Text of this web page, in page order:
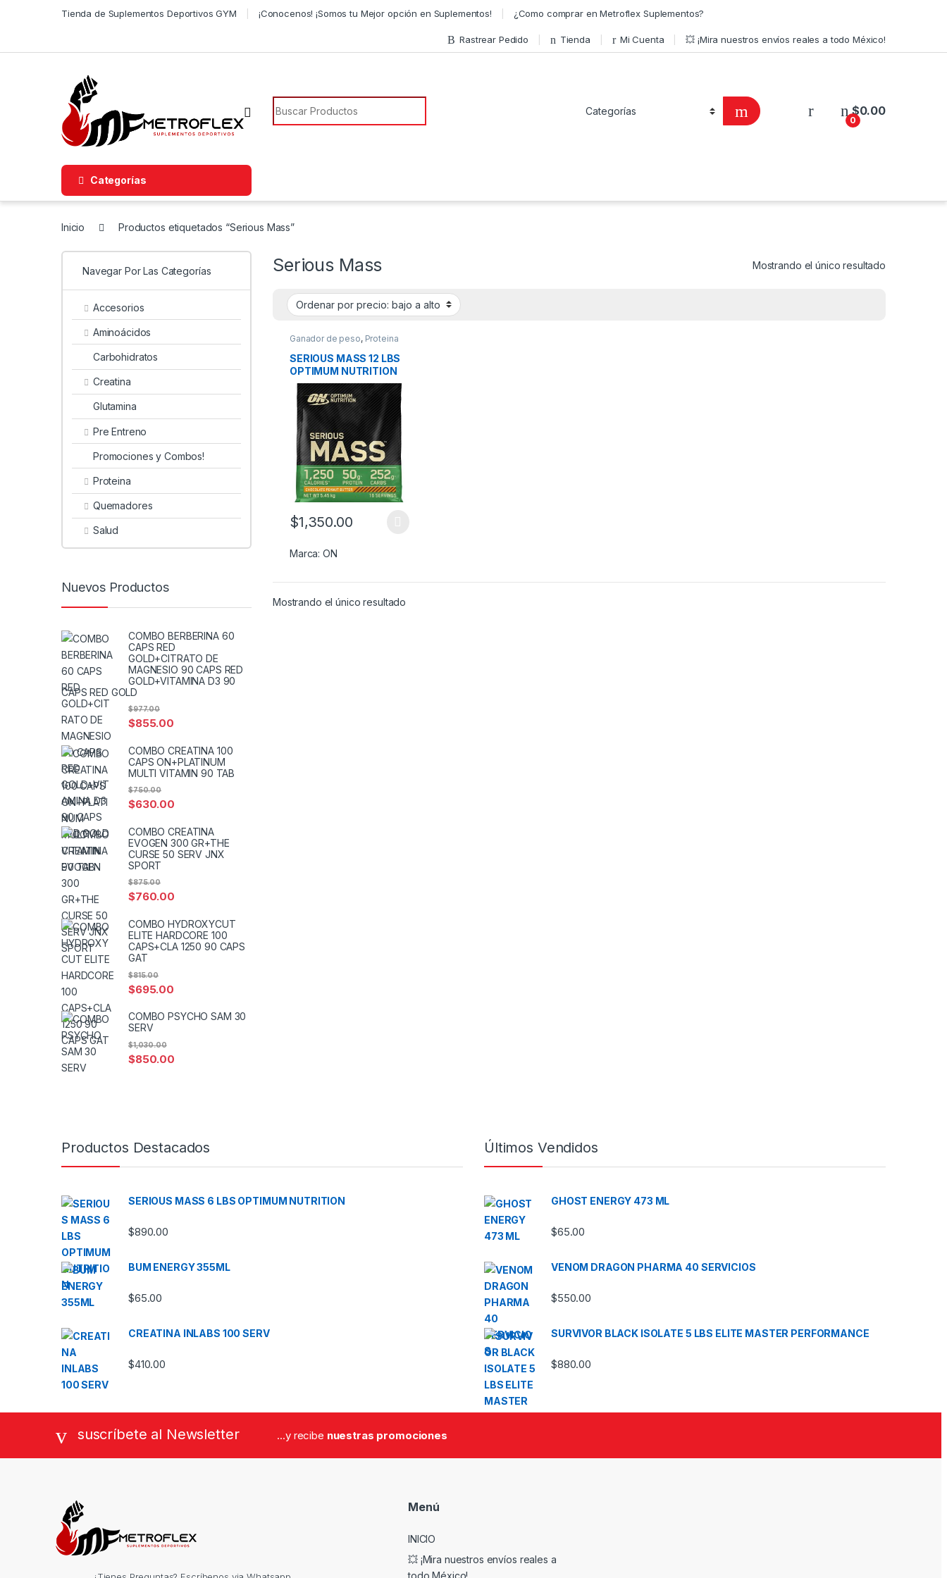
Tienda de Suplementos Deportivos GYM ¡Conocenos! ¡Somos tu Mejor opción en Suplementos! ¿Como comprar en Metroflex Suplementos?
Rastrear Pedido Tienda Mi Cuenta 💥 ¡Mira nuestros envíos reales a todo México!
Búsqueda de:
0
$0.00
Categorías
Inicio Productos etiquetados “Serious Mass”
Serious Mass Mostrando el único resultado
Ganador de peso, Proteina
SERIOUS MASS 12 LBS
OPTIMUM NUTRITION
$1,350.00
Este producto tiene múltiples variantes. Las opciones se pueden elegir en la página de producto
Marca:ON
Mostrando el único resultado
Navegar Por Las Categorías
Accesorios
Aminoácidos
Carbohidratos
Creatina
Glutamina
Pre Entreno
Promociones y Combos!
Proteina
Quemadores
Salud
Nuevos Productos
COMBO BERBERINA 60
CAPS RED
GOLD+CITRATO DE
MAGNESIO 90 CAPS RED
GOLD+VITAMINA D3 90
CAPS RED GOLD
$855.00
$977.00
COMBO CREATINA 100
CAPS ON+PLATINUM
MULTI VITAMIN 90 TAB
$630.00
$750.00
COMBO CREATINA
EVOGEN 300 GR+THE
CURSE 50 SERV JNX
SPORT
$760.00
$875.00
COMBO HYDROXYCUT
ELITE HARDCORE 100
CAPS+CLA 1250 90 CAPS
GAT
$695.00
$815.00
COMBO PSYCHO SAM 30
SERV
$850.00
$1,030.00
Productos Destacados
SERIOUS MASS 6 LBS OPTIMUM NUTRITION
$890.00
BUM ENERGY 355ML
$65.00
CREATINA INLABS 100 SERV
$410.00
Últimos Vendidos
GHOST ENERGY 473 ML
$65.00
VENOM DRAGON PHARMA 40 SERVICIOS
$550.00
SURVIVOR BLACK ISOLATE 5 LBS ELITE MASTER PERFORMANCE
$880.00
suscríbete al Newsletter ...y recibe nuestras promociones
Menú
INICIO
💥 ¡Mira nuestros envíos reales a
todo México!